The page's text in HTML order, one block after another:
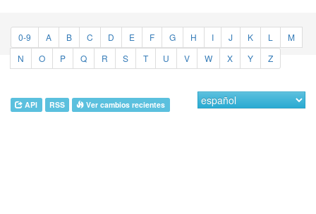
0-9 A B C D E F G H I J K L
M
N
O P Q R S T U V W X Y Z
API RSS Ver cambios recientes